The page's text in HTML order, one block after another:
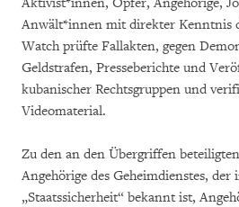
Anwält*innen mit direkter Kenntnis
Watch prüfte Fallakten, gegen
Geldstrafen, Presseberichte und
kubanischer Rechtsgruppen und
Videomaterial.
Zu den an den Übergriffen
Angehörige des Geheimdienstes, der
„Staatssicherheit“ bekannt ist,